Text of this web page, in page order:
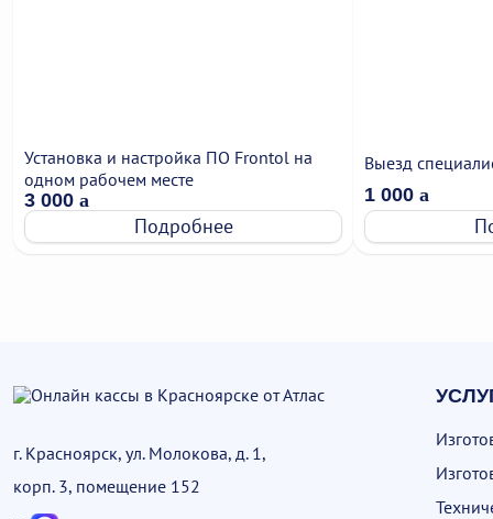
Установка и настройка ПО Frontol на
одном рабочем месте
3 000 a
Подробнее
Выезд
1 000 a
г. Красноярск, ул. Молокова, д. 1,
корп. 3, помещение 152